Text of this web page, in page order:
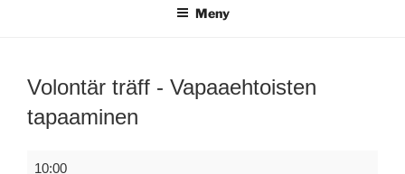
Meny
Volontär träff - Vapaaehtoisten
tapaaminen
Volontär
10:00